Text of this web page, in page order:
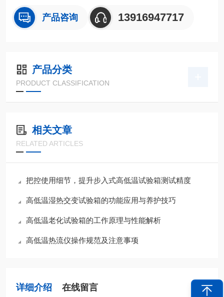
产品咨询 13916947717
产品分类
PRODUCT CLASSIFICATION
相关文章
RELATED ARTICLES
把控使用细节，提升步入式高低温试验箱测试精度
高低温湿热交变试验箱的功能应用与养护技巧
高低温老化试验箱的工作原理与性能解析
高低温热流仪操作规范及注意事项
详细介绍 在线留言